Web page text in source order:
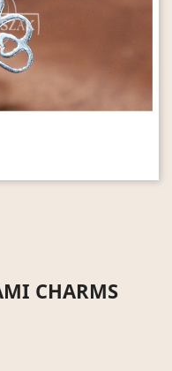
CHARMS